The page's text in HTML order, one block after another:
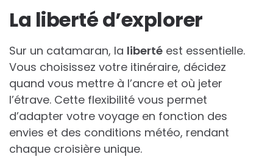
La liberté d’explorer
Sur un catamaran, la liberté est essentielle.
Vous choisissez votre itinéraire, décidez
quand vous mettre à l’ancre et où jeter
l’étrave. Cette flexibilité vous permet
d’adapter votre voyage en fonction des
envies et des conditions météo, rendant
chaque croisière unique.